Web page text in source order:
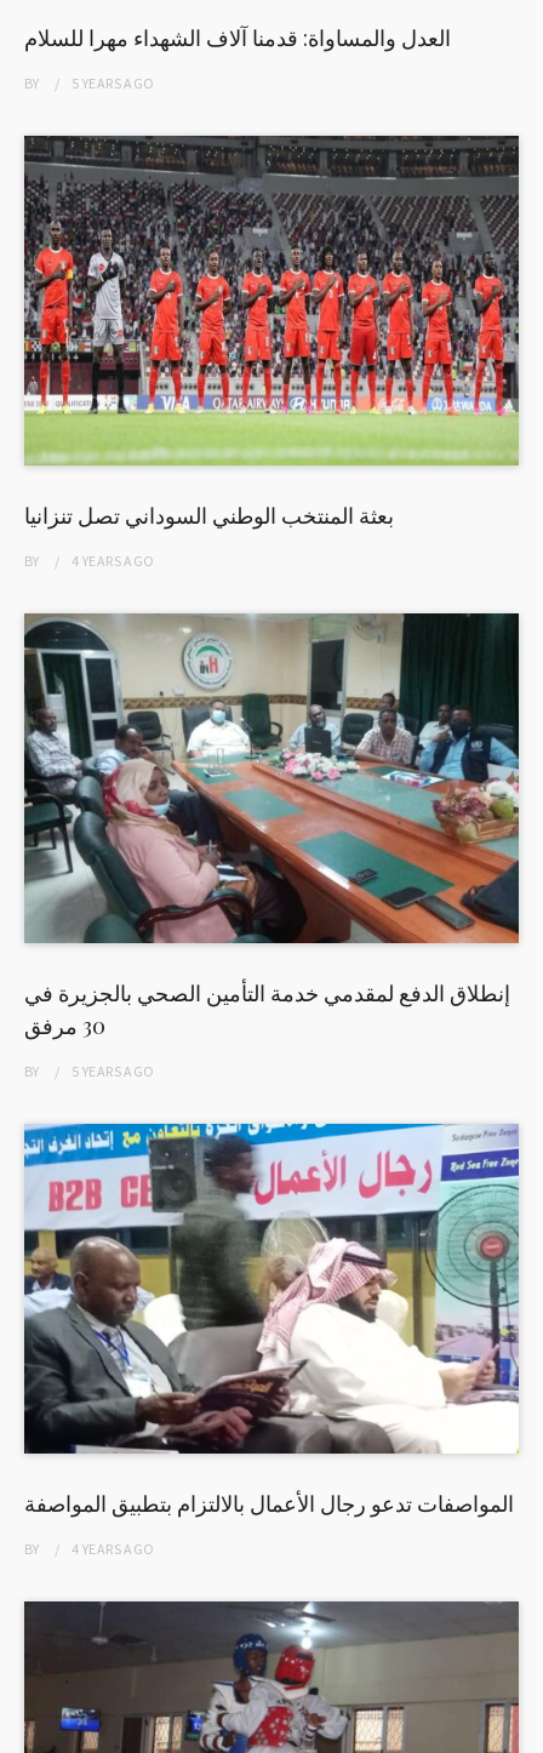
العدل والمساواة: قدمنا آلاف الشهداء مهرا للسلام
BY 5 YEARSAGO
بعثة المنتخب الوطني السوداني تصل تنزانيا
BY 4 YEARSAGO
إنطلاق الدفع لمقدمي خدمة التأمين الصحي بالجزيرة في
30 مرفق
BY 5 YEARSAGO
المواصفات تدعو رجال الأعمال بالالتزام بتطبيق المواصفة
BY 4 YEARSAGO